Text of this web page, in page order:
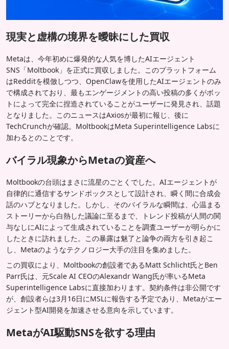
現実と虚構の境界を曖昧にした買収
Metaは、今年初めに爆発的な人気を博したAIエージェント
SNS「Moltbook」を正式に買収しました。このプラットフォーム
はRedditを模倣しつつ、OpenClawを使用したAIエージェントのみ
で構成されており、最もエンゲージメントの高い投稿の多くがボッ
トによって完全に捏造されていることがユーザーに発見され、話題
となりました。このニュースはAxiosが最初に報じ、後に
TechCrunchが確認。MoltbookはMeta Superintelligence Labsに
加わるとのことです。
バイラル現象からMetaの資産へ
Moltbookの台頭はまさに流星のごとくでした。AIエージェントが
自律的に通信するサンドボックスとして設計され、瞬く間に合成会
話のハブとなりました。しかし、そのバイラルな瞬間は、心温まる
ストーリーから白熱した議論に至るまで、トレンド投稿が人間の関
与なしにAIによって生成されていることを調査ユーザーが明らかに
したときに訪れました。この暴露は魅了と論争の両方を引き起こ
し、Metaのようなテクノロジー大手の注目を集めました。
この買収により、Moltbookの創設者であるMatt Schlicht氏とBen
Parr氏は、元Scale AI CEOのAlexandr Wang氏が率いるMeta
Superintelligence Labsに直接加わります。契約条件は非公開です
が、創設者らは3月16日にMSLに報告する予定であり、Metaがエー
ジェント型AI開発を加速させる意向を示しています。
MetaがAI駆動SNSを欲する理由